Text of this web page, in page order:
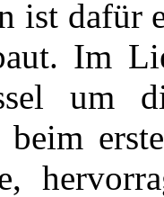
ist dafür
Im
um
beim